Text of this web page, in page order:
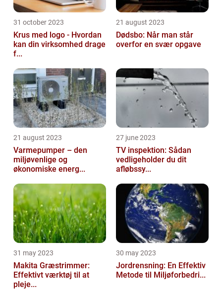
31 october 2023
Krus med logo - Hvordan
kan din virksomhed drage
f...
21 august 2023
Dødsbo: Når man står
overfor en svær opgave
21 august 2023
Varmepumper – den
miljøvenlige og
økonomiske energ...
27 june 2023
TV inspektion: Sådan
vedligeholder du dit
afløbssy...
31 may 2023
Makita Græstrimmer:
Effektivt værktøj til at
pleje...
30 may 2023
Jordrensning: En Effektiv
Metode til Miljøforbedri...